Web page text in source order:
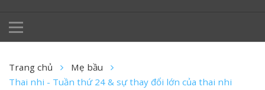
Trang chủ
Mẹ bầu
Thai nhi - Tuần thứ 24 & sự thay đổi lớn của thai nhi